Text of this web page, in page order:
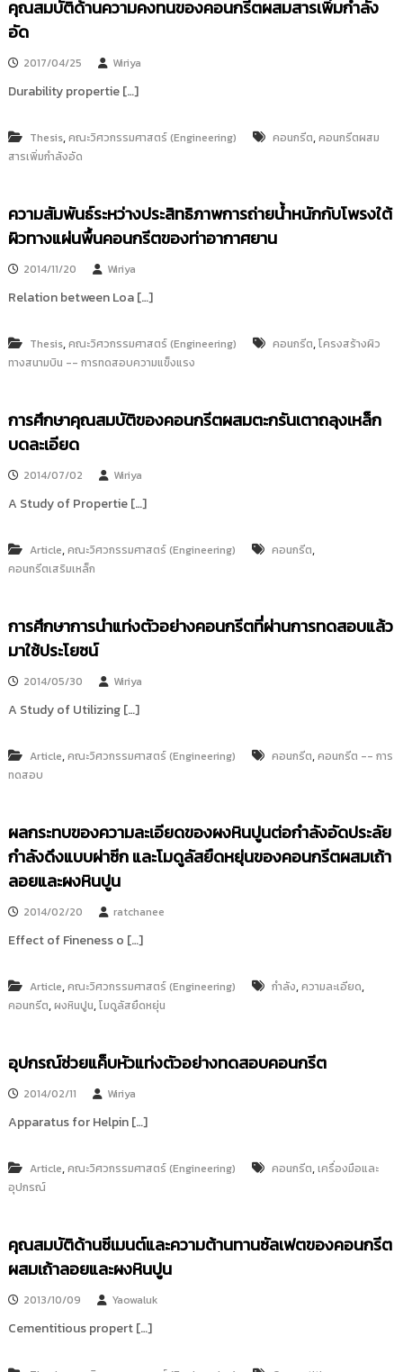
คุณสมบัติด้านความคงทนของคอนกรีตผสมสารเพิ่มกำลัง
อัด
2017/04/25 Wiriya
Durability propertie […]
Thesis,คณะวิศวกรรมศาสตร์ (Engineering) คอนกรีต,คอนกรีตผสม
สารเพิ่มกำลังอัด
ความสัมพันธ์ระหว่างประสิทธิภาพการถ่ายน้ำหนักกับโพรงใต้
ผิวทางแผ่นพื้นคอนกรีตของท่าอากาศยาน
2014/11/20 Wiriya
Relation between Loa […]
Thesis,คณะวิศวกรรมศาสตร์ (Engineering) คอนกรีต,โครงสร้างผิว
ทางสนามบิน -- การทดสอบความแข็งแรง
การศึกษาคุณสมบัติของคอนกรีตผสมตะกรันเตาถลุงเหล็ก
บดละเอียด
2014/07/02 Wiriya
A Study of Propertie […]
Article,คณะวิศวกรรมศาสตร์ (Engineering) คอนกรีต,
คอนกรีตเสริมเหล็ก
การศึกษาการนำแท่งตัวอย่างคอนกรีตที่ผ่านการทดสอบแล้ว
มาใช้ประโยชน์
2014/05/30 Wiriya
A Study of Utilizing […]
Article,คณะวิศวกรรมศาสตร์ (Engineering) คอนกรีต,คอนกรีต -- การ
ทดสอบ
ผลกระทบของความละเอียดของผงหินปูนต่อกำลังอัดประลัย
กำลังดึงแบบผ่าซีก และโมดูลัสยืดหยุ่นของคอนกรีตผสมเถ้า
ลอยและผงหินปูน
2014/02/20 ratchanee
Effect of Fineness o […]
Article,คณะวิศวกรรมศาสตร์ (Engineering) กำลัง,ความละเอียด,
คอนกรีต,ผงหินปูน,โมดูลัสยืดหยุ่น
อุปกรณ์ช่วยแค็บหัวแท่งตัวอย่างทดสอบคอนกรีต
2014/02/11 Wiriya
Apparatus for Helpin […]
Article,คณะวิศวกรรมศาสตร์ (Engineering) คอนกรีต,เครื่องมือและ
อุปกรณ์
คุณสมบัติด้านซีเมนต์และความต้านทานซัลเฟตของคอนกรีต
ผสมเถ้าลอยและผงหินปูน
2013/10/09 Yaowaluk
Cementitious propert […]